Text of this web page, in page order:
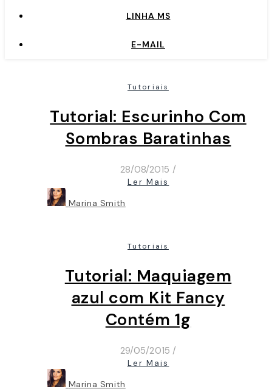
LINHA MS
E-MAIL
Tutoriais
Tutorial: Escurinho Com
Sombras Baratinhas
28/08/2015 /
Ler Mais
Marina Smith
Tutoriais
Tutorial: Maquiagem
azul com Kit Fancy
Contém 1g
29/05/2015 /
Ler Mais
Marina Smith